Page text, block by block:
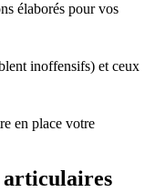
élaborés pour vos
inoffensifs) et ceux
en place votre
articulaires